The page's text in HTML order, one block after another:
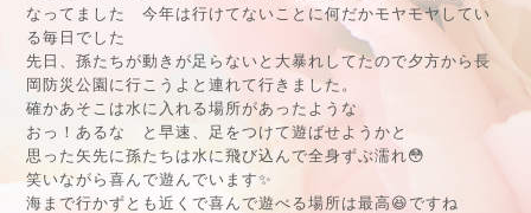
なってました 今年は行けてないことに何だかモヤモヤしてい
る毎日でした
先日、孫たちが動きが足らないと大暴れしてたので夕方から長
岡防災公園に行こうよと連れて行きました。
確かあそこは水に入れる場所があったような
おっ！あるな と早速、足をつけて遊ばせようかと
思った矢先に孫たちは水に飛び込んで全身ずぶ濡れ😳
笑いながら喜んで遊んでいます✨
海まで行かずとも近くで喜んで遊べる場所は最高😆ですね